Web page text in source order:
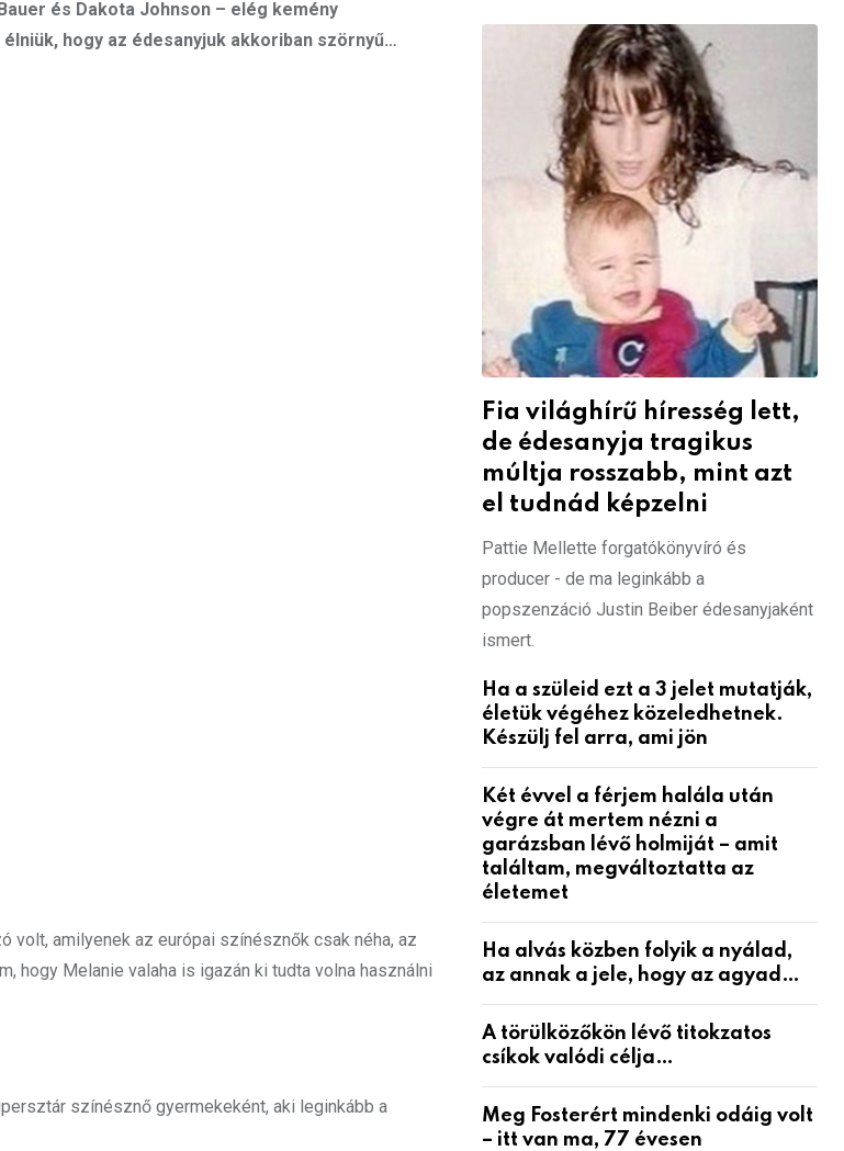
és Dakota Johnson – elég kemény
hogy az édesanyjuk akkoriban szörnyű…
volt, amilyenek az európai színésznők csak néha, az
hogy Melanie valaha is igazán ki tudta volna használni
színésznő gyermekeként, aki leginkább a
Fia világhírű híresség lett,
de édesanyja tragikus
múltja rosszabb, mint azt
el tudnád képzelni
Pattie Mellette forgatókönyvíró és
producer - de ma leginkább a
popszenzáció Justin Beiber édesanyjaként
ismert.
Ha a szüleid ezt a 3 jelet mutatják,
életük végéhez közeledhetnek.
Készülj fel arra, ami jön
Két évvel a férjem halála után
végre át mertem nézni a
garázsban lévő holmiját – amit
találtam, megváltoztatta az
életemet
Ha alvás közben folyik a nyálad,
az annak a jele, hogy az agyad…
A törülközőkön lévő titokzatos
csíkok valódi célja…
Meg Fosterért mindenki odáig volt
– itt van ma, 77 évesen